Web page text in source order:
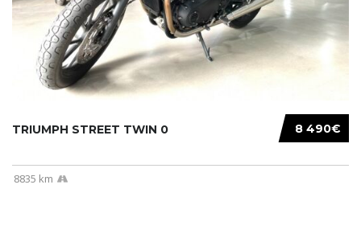
8 490€
TRIUMPH STREET TWIN 0
8835 km